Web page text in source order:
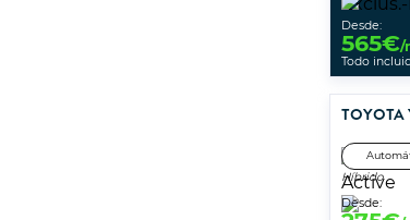
Desde:
565€/
Todo
TOYOTA
Híbrido
Desde: